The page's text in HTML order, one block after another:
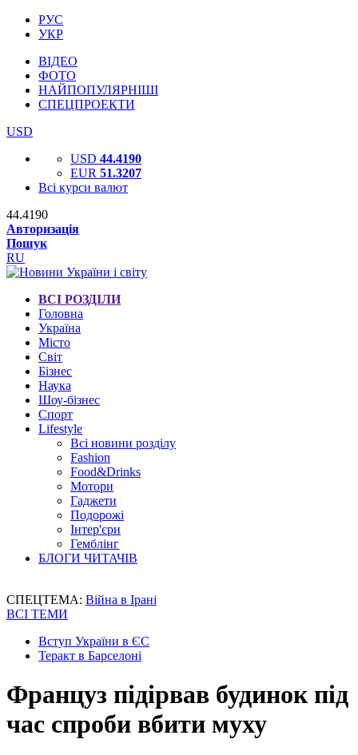
РУС
УКР
ВІДЕО
ФОТО
НАЙПОПУЛЯРНІШІ
СПЕЦПРОЕКТИ
USD
USD 44.4190
EUR 51.3207
Всі курси валют
44.4190
Авторизація
Пошук
RU
ВСІ РОЗДІЛИ
Головна
Україна
Місто
Світ
Бізнес
Наука
Шоу-бізнес
Спорт
Lifestyle
Всі новини розділу
Fashion
Food&Drinks
Мотори
Гаджети
Подорожі
Інтер'єри
Гемблінг
БЛОГИ ЧИТАЧІВ
СПЕЦТЕМА: Війна в Ірані
ВСІ ТЕМИ
Вступ України в ЄС
Теракт в Барселоні
Француз підірвав будинок під
час спроби вбити муху